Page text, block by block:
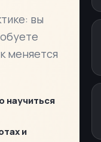
вы
меняется
научиться
и